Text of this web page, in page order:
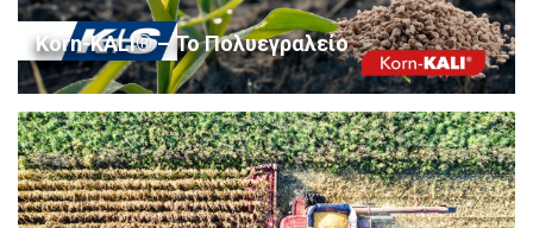
Korn-KALI® – Το Πολυεγραλείο